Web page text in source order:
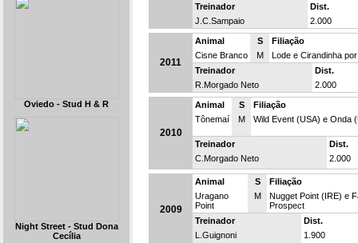
Oviedo - Stud H & R
Night Street - Stud Dona
Cecília
Treinador
Dist.
J.C.Sampaio
2.000
2011
Animal S
Filiação
Cisne Branco
M
Lode e Cirandinha
Treinador
Dist.
R.Morgado Neto
2.000
2010
Animal S
Filiação
Tônemaí
M Wild Event (USA) e Onda
Treinador
Dist.
C.Morgado Neto
2.000
2009
Animal S
Filiação
Uragano
Point
M
Nugget Point (IRE) e
Prospect
Treinador
Dist.
L.Guignoni
1.900